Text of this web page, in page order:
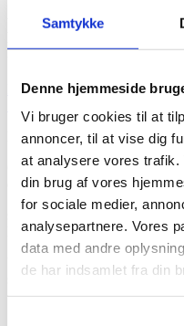
Samtykke
Denne hjemmeside
Vi bruger cookies til at
annoncer, til at vise dig
at analysere vores trafik.
din brug af vores
for sociale medier,
analysepartnere. Vores
data med andre
de har indsamlet fra din
Nytårshilsen og
Mit SADF
Kære medlem
Godt nytår! Vi håber, du er
endnu et spændende år
sammen med dig som en del
Fodplejere.
Vi vil minde dig om, at første
sted i januar.